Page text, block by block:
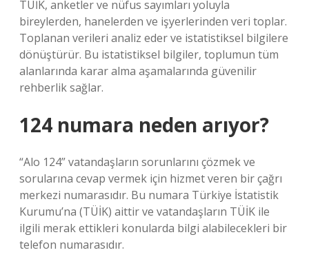
TÜİK, anketler ve nüfus sayımları yoluyla
bireylerden, hanelerden ve işyerlerinden veri toplar.
Toplanan verileri analiz eder ve istatistiksel bilgilere
dönüştürür. Bu istatistiksel bilgiler, toplumun tüm
alanlarında karar alma aşamalarında güvenilir
rehberlik sağlar.
124 numara neden arıyor?
“Alo 124” vatandaşların sorunlarını çözmek ve
sorularına cevap vermek için hizmet veren bir çağrı
merkezi numarasıdır. Bu numara Türkiye İstatistik
Kurumu’na (TÜİK) aittir ve vatandaşların TÜİK ile
ilgili merak ettikleri konularda bilgi alabilecekleri bir
telefon numarasıdır.